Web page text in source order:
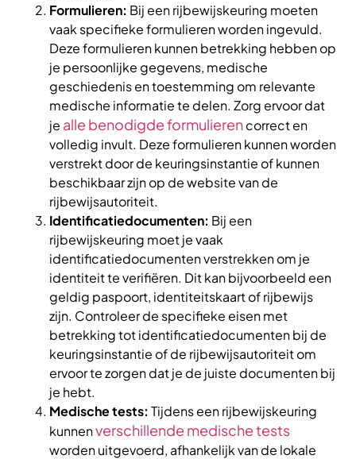
Formulieren: Bij een rijbewijskeuring moeten
vaak specifieke formulieren worden ingevuld.
Deze formulieren kunnen betrekking hebben op
je persoonlijke gegevens, medische
geschiedenis en toestemming om relevante
medische informatie te delen. Zorg ervoor dat
je alle benodigde formulierencorrect en
volledig invult. Deze formulieren kunnen worden
verstrekt door de keuringsinstantie of kunnen
beschikbaar zijn op de website van de
rijbewijsautoriteit.
Identificatiedocumenten: Bij een
rijbewijskeuring moet je vaak
identificatiedocumenten verstrekken om je
identiteit te verifiëren. Dit kan bijvoorbeeld een
geldig paspoort, identiteitskaart of rijbewijs
zijn. Controleer de specifieke eisen met
betrekking tot identificatiedocumenten bij de
keuringsinstantie of de rijbewijsautoriteit om
ervoor te zorgen dat je de juiste documenten bij
je hebt.
Medische tests: Tijdens een rijbewijskeuring
kunnenverschillende medische tests
worden uitgevoerd, afhankelijk van de lokale